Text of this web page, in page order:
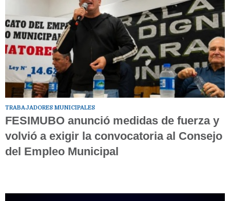
TRABAJADORES MUNICIPALES
FESIMUBO anunció medidas de fuerza y
volvió a exigir la convocatoria al Consejo
del Empleo Municipal